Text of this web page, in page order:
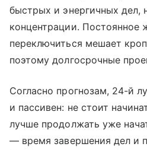
быстрых и энергичных дел,
концентрации. Постоянное
переключиться мешает
поэтому долгосрочные
Согласно прогнозам, 24-й
и пассивен: не стоит
лучше продолжать уже
— время завершения дел и